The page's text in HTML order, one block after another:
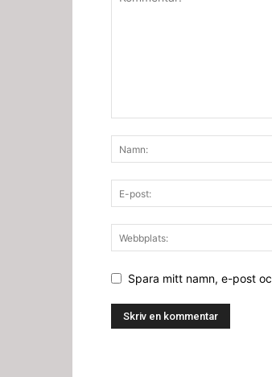
Spara mitt namn, e-post